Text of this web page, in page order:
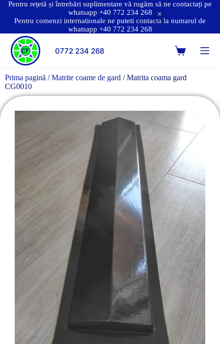
Pentru rețetă și întrebări suplimentare vă rugăm să ne contactați pe
whatsapp +40 772 234 268
Pentru comenzi internationale ne puteti contacta la numarul de
whatsapp +40 772 234 268
0772 234 268
Prima pagină /Matrite coame de gard / Matrita coama gard
CG0010